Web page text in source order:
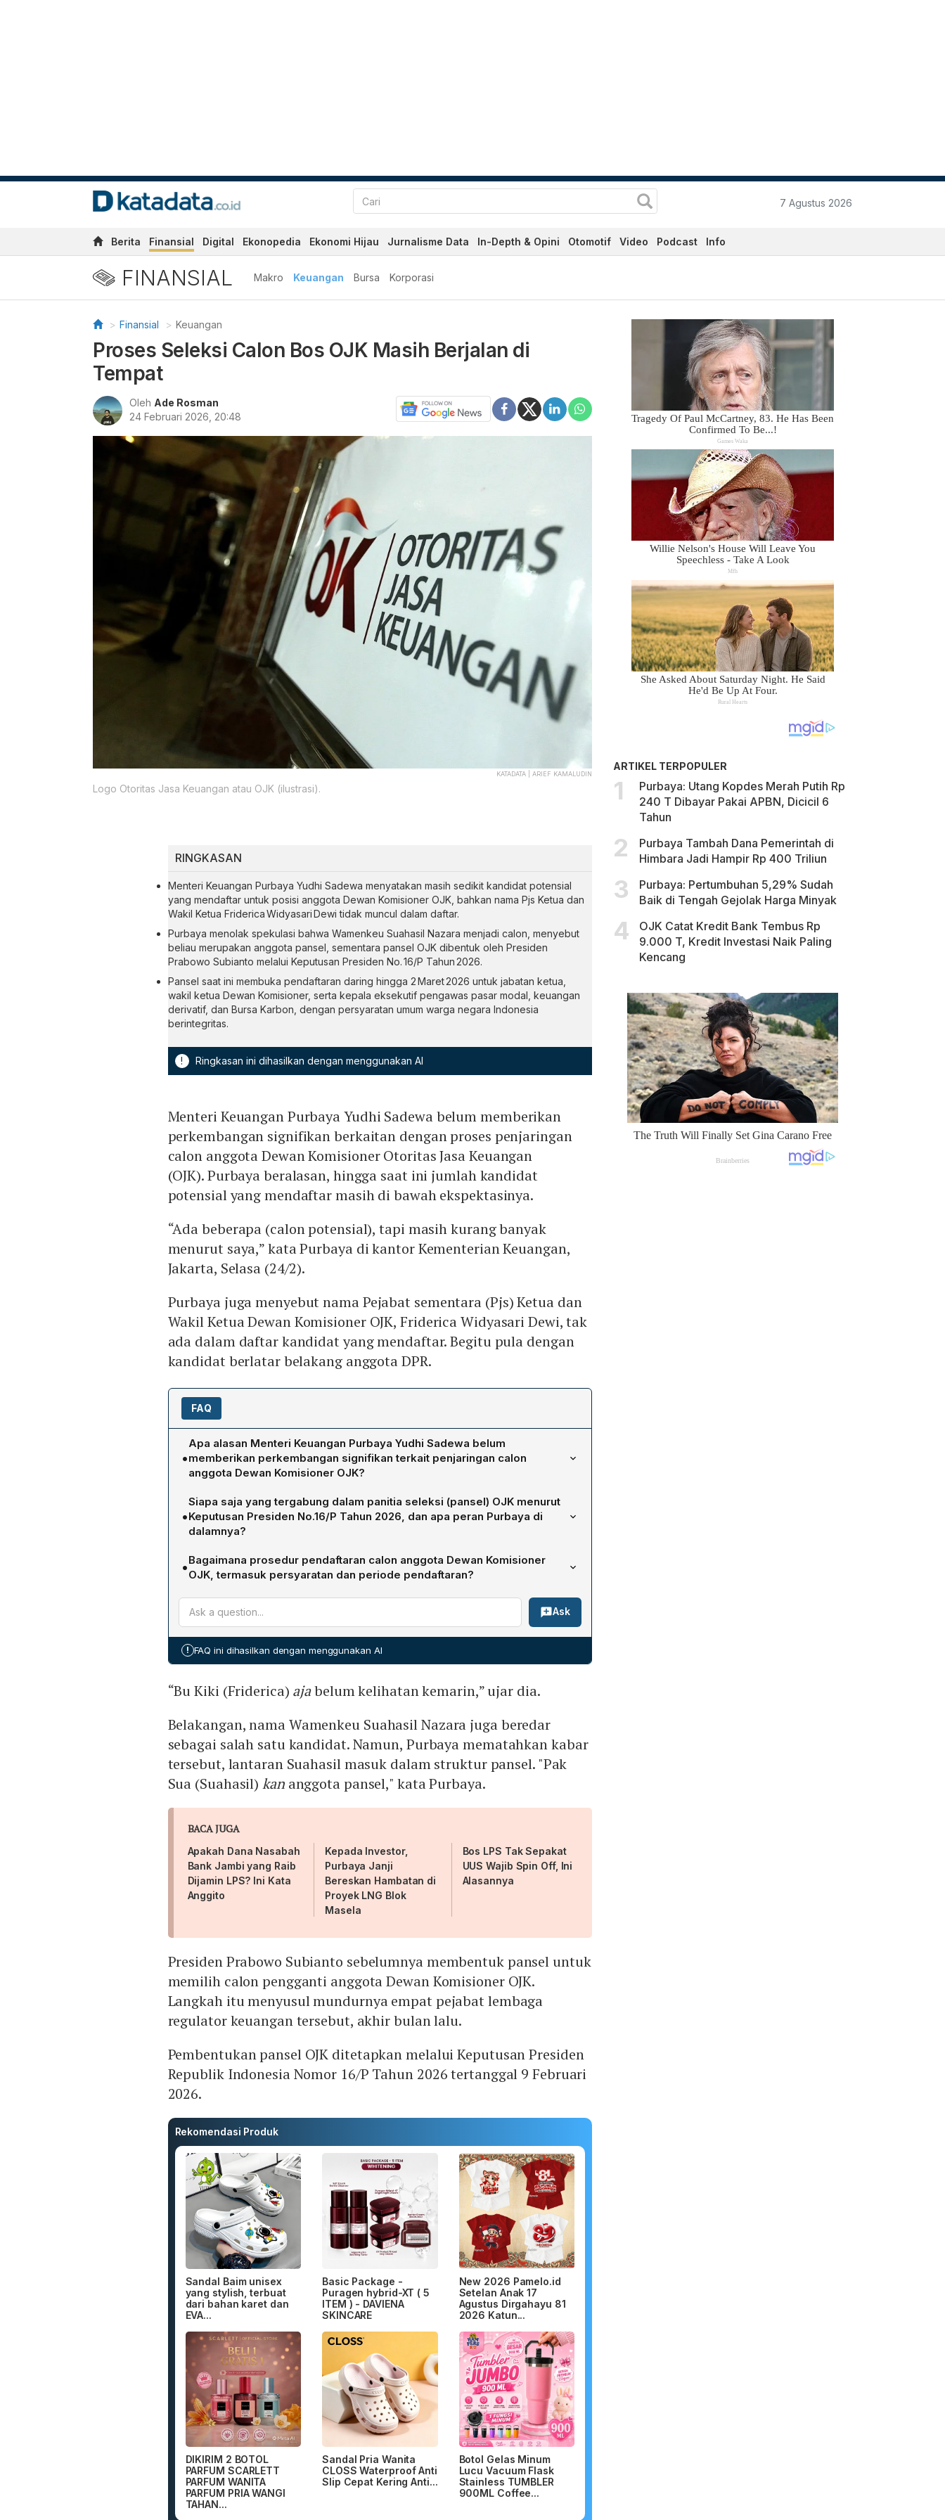
7 Agustus 2026
Berita Finansial Digital Ekonopedia Ekonomi Hijau Jurnalisme Data In-Depth & Opini Otomotif Video Podcast Info
FINANSIAL Makro Keuangan Bursa Korporasi
Finansial Keuangan
Proses Seleksi Calon Bos OJK Masih Berjalan di
Tempat
Oleh Ade Rosman
24 Februari 2026, 20:48
KATADATA | ARIEF KAMALUDIN
Logo Otoritas Jasa Keuangan atau OJK (ilustrasi).
RINGKASAN
Menteri Keuangan Purbaya Yudhi Sadewa menyatakan masih sedikit kandidat potensial
yang mendaftar untuk posisi anggota Dewan Komisioner OJK, bahkan nama Pjs Ketua dan
Wakil Ketua Friderica Widyasari Dewi tidak muncul dalam daftar.
Purbaya menolak spekulasi bahwa Wamenkeu Suahasil Nazara menjadi calon, menyebut
beliau merupakan anggota pansel, sementara pansel OJK dibentuk oleh Presiden
Prabowo Subianto melalui Keputusan Presiden No. 16/P Tahun 2026.
Pansel saat ini membuka pendaftaran daring hingga 2 Maret 2026 untuk jabatan ketua,
wakil ketua Dewan Komisioner, serta kepala eksekutif pengawas pasar modal, keuangan
derivatif, dan Bursa Karbon, dengan persyaratan umum warga negara Indonesia
berintegritas.
! Ringkasan ini dihasilkan dengan menggunakan AI
Menteri Keuangan Purbaya Yudhi Sadewa belum memberikan
perkembangan signifikan berkaitan dengan proses penjaringan
calon anggota Dewan Komisioner Otoritas Jasa Keuangan
(OJK). Purbaya beralasan, hingga saat ini jumlah kandidat
potensial yang mendaftar masih di bawah ekspektasinya.
“Ada beberapa (calon potensial), tapi masih kurang banyak
menurut saya,” kata Purbaya di kantor Kementerian Keuangan,
Jakarta, Selasa (24/2).
Purbaya juga menyebut nama Pejabat sementara (Pjs) Ketua dan
Wakil Ketua Dewan Komisioner OJK, Friderica Widyasari Dewi, tak
ada dalam daftar kandidat yang mendaftar. Begitu pula dengan
kandidat berlatar belakang anggota DPR.
FAQ
•
Apa alasan Menteri Keuangan Purbaya Yudhi Sadewa belum
memberikan perkembangan signifikan terkait penjaringan calon
anggota Dewan Komisioner OJK?
Purbaya menyatakan bahwa hingga kini jumlah kandidat potensial yang mendaftar
masih di bawah ekspektasinya. Ia menyebut ada beberapa calon, namun jumlahnya
"kurang banyak". Pejabat sementara (Pjs) Ketua dan Wakil Ketua Dewan Komisioner,
Friderica Widyasari Dewi, tidak muncul dalam daftar pendaftar, begitu pula kandidat
dengan latar belakang DPR. Rumor bahwa Wamenkeu Suahasil Nazara menjadi
kandidat juga dibantah karena ia merupakan anggota pansel yang sedang
•
Siapa saja yang tergabung dalam panitia seleksi (pansel) OJK menurut
Keputusan Presiden No.16/P Tahun 2026, dan apa peran Purbaya di
dalamnya?
Keputusan Presiden No.16/P Tahun 2026 menempatkan Menteri Keuangan Purbaya
Yudhi Sadewa sebagai ketua merangkap anggota pansel OJK. Anggota lainnya
adalah Perry Warjiyo, Suahasil Nazara, Bambang Eko Suhariyanto, Aida S. Budiman,
Erwan Agus Purwanto, Dhahana Putra, Muhammad Rullyandi, dan Gusti Aju Dewi.
Sebagai ketua, Purbaya memimpin proses seleksi, sekaligus berperan sebagai
anggota yang turut menilai dan memutuskan kandidat yang memenuhi persyaratan
untuk mengisi jabatan Dewan Komisioner OJK.
•Bagaimana prosedur pendaftaran calon anggota Dewan Komisioner
OJK, termasuk persyaratan dan periode pendaftaran?
Pendaftaran dilakukan secara daring melalui situs https://seleksi-
dkojk.kemenkeu.go.id. Waktu pendaftaran dibuka mulai 11 Februari 2026 pukul
00.00 WIB hingga 2 Maret 2026 pukul 23.59 WIB. Persyaratan umum bagi calon
baik. Jabatan yang dibuka mencakup ketua Dewan Komisioner merangkap
eksekutif pengawas pasar modal, keuangan derivatif, dan Bursa Karbon merangkap
Ask
! FAQ ini dihasilkan dengan menggunakan AI
“Bu Kiki (Friderica) ajabelum kelihatan kemarin,” ujar dia.
Belakangan, nama Wamenkeu Suahasil Nazara juga beredar
sebagai salah satu kandidat. Namun, Purbaya mematahkan kabar
tersebut, lantaran Suahasil masuk dalam struktur pansel. "Pak
Sua (Suahasil) kananggota pansel," kata Purbaya.
BACA JUGA
Apakah Dana Nasabah
Bank Jambi yang Raib
Dijamin LPS? Ini Kata
Anggito
Kepada Investor,
Purbaya Janji
Bereskan Hambatan di
Proyek LNG Blok
Masela
Bos LPS Tak Sepakat
UUS Wajib Spin Off, Ini
Alasannya
Presiden Prabowo Subianto sebelumnya membentuk pansel untuk
memilih calon pengganti anggota Dewan Komisioner OJK.
Langkah itu menyusul mundurnya empat pejabat lembaga
regulator keuangan tersebut, akhir bulan lalu.
Pembentukan pansel OJK ditetapkan melalui Keputusan Presiden
Republik Indonesia Nomor 16/P Tahun 2026 tertanggal 9 Februari
2026.
Rekomendasi Produk
Sandal Baim unisex
yang stylish, terbuat
dari bahan karet dan
EVA...
Basic Package -
Puragen hybrid-XT ( 5
ITEM ) - DAVIENA
SKINCARE
New 2026 Pamelo.id
Setelan Anak 17
Agustus Dirgahayu 81
2026 Katun...
DIKIRIM 2 BOTOL
PARFUM SCARLETT
PARFUM WANITA
PARFUM PRIA WANGI
TAHAN...
Sandal Pria Wanita
CLOSS Waterproof Anti
Slip Cepat Kering Anti...
Botol Gelas Minum
Lucu Vacuum Flask
Stainless TUMBLER
900ML Coffee...
ARTIKEL TERPOPULER
Purbaya: Utang Kopdes Merah Putih Rp
240 T Dibayar Pakai APBN, Dicicil 6
Tahun
Purbaya Tambah Dana Pemerintah di
Himbara Jadi Hampir Rp 400 Triliun
Purbaya: Pertumbuhan 5,29% Sudah
Baik di Tengah Gejolak Harga Minyak
OJK Catat Kredit Bank Tembus Rp
9.000 T, Kredit Investasi Naik Paling
Kencang